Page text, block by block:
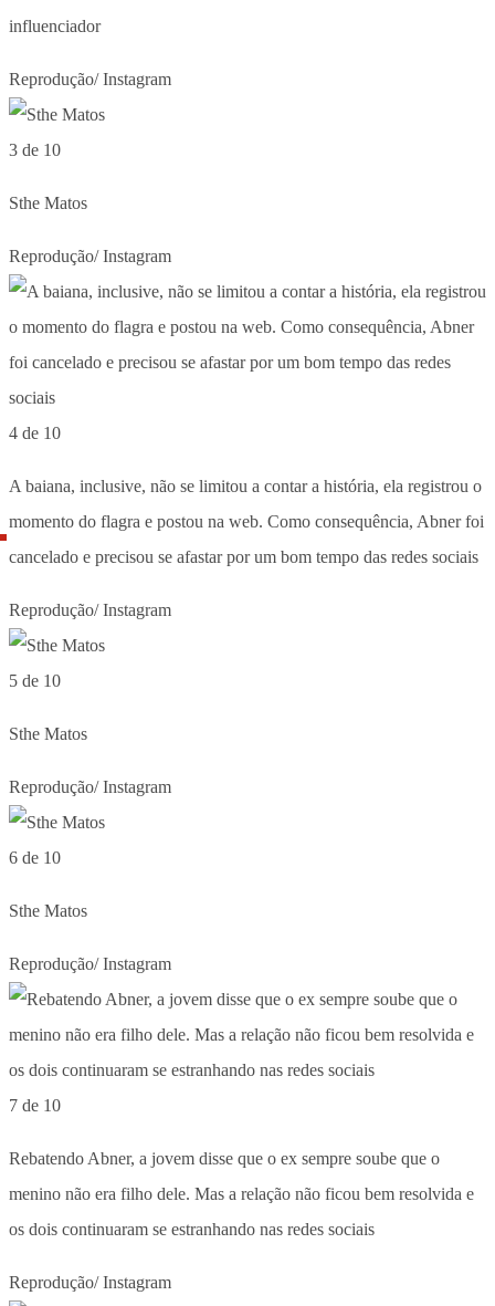
influenciador
Reprodução/ Instagram
3 de 10
Sthe Matos
Reprodução/ Instagram
4 de 10
A baiana, inclusive, não se limitou a contar a história, ela registrou o
momento do flagra e postou na web. Como consequência, Abner foi
cancelado e precisou se afastar por um bom tempo das redes sociais
Reprodução/ Instagram
5 de 10
Sthe Matos
Reprodução/ Instagram
6 de 10
Sthe Matos
Reprodução/ Instagram
7 de 10
Rebatendo Abner, a jovem disse que o ex sempre soube que o
menino não era filho dele. Mas a relação não ficou bem resolvida e
os dois continuaram se estranhando nas redes sociais
Reprodução/ Instagram